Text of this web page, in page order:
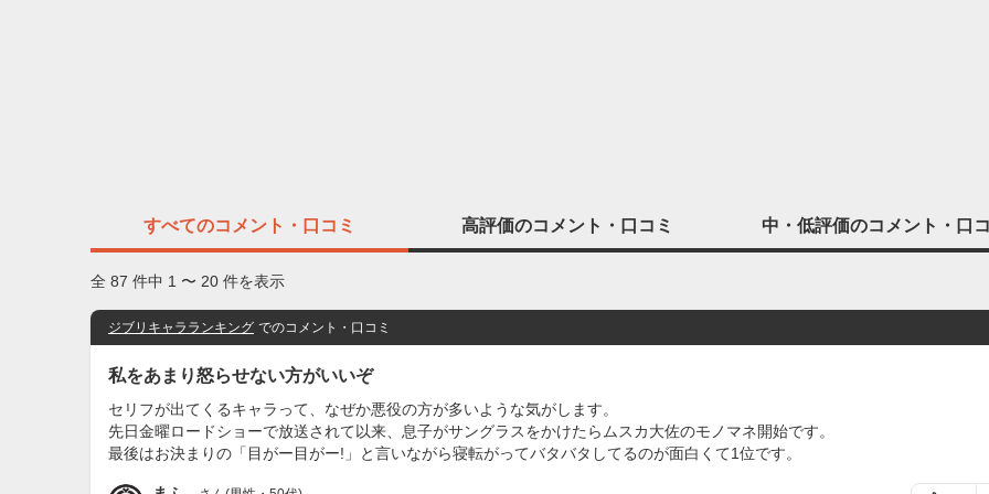
すべてのコメント・口コミ 高評価のコメント・口コミ 中・低評価のコメント・口
全 87 件中 1 〜 20 件を表示
ジブリキャラランキング でのコメント・口コミ
私をあまり怒らせない方がいいぞ
セリフが出てくるキャラって、なぜか悪役の方が多いような気がします。
先日金曜ロードショーで放送されて以来、息子がサングラスをかけたらムスカ大佐のモノマネ開始です。
最後はお決まりの「目がー目がー!」と言いながら寝転がってバタバタしてるのが面白くて1位です。